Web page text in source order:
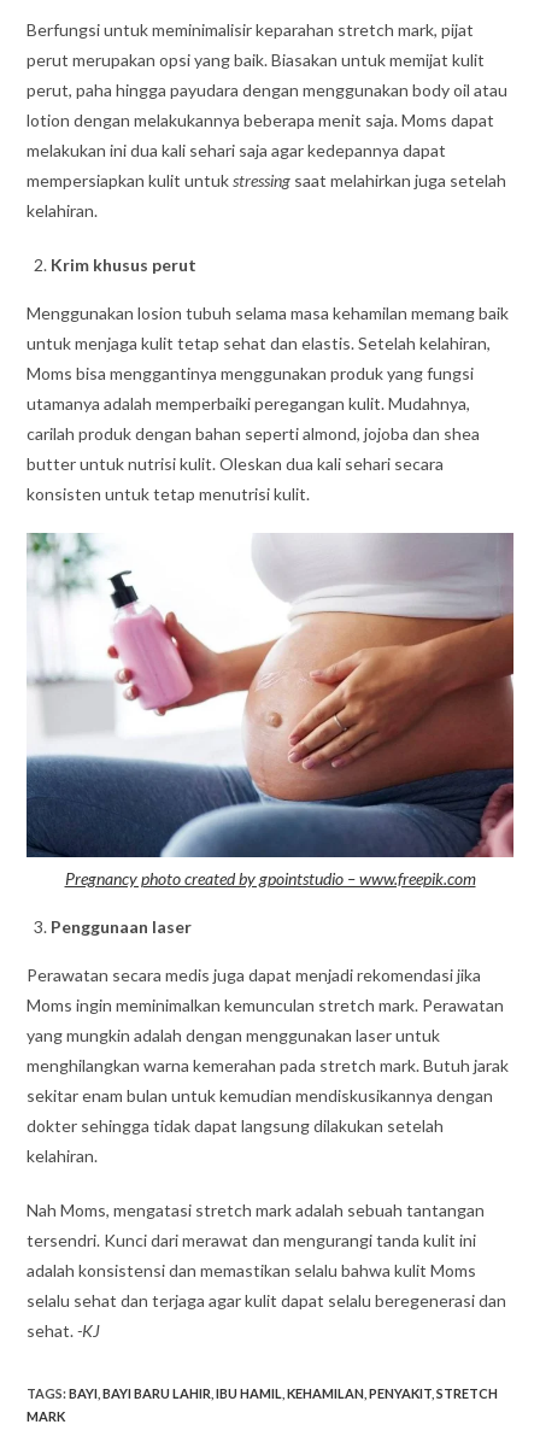
Berfungsi untuk meminimalisir keparahan stretch mark, pijat
perut merupakan opsi yang baik. Biasakan untuk memijat kulit
perut, paha hingga payudara dengan menggunakan body oil atau
lotion dengan melakukannya beberapa menit saja. Moms dapat
melakukan ini dua kali sehari saja agar kedepannya dapat
mempersiapkan kulit untukstressing saat melahirkan juga setelah
kelahiran.
Krim khusus perut
Menggunakan losion tubuh selama masa kehamilan memang baik
untuk menjaga kulit tetap sehat dan elastis. Setelah kelahiran,
Moms bisa menggantinya menggunakan produk yang fungsi
utamanya adalah memperbaiki peregangan kulit. Mudahnya,
carilah produk dengan bahan seperti almond, jojoba dan shea
butter untuk nutrisi kulit. Oleskan dua kali sehari secara
konsisten untuk tetap menutrisi kulit.
Pregnancy photo created by gpointstudio – www.freepik.com
Penggunaan laser
Perawatan secara medis juga dapat menjadi rekomendasi jika
Moms ingin meminimalkan kemunculan stretch mark. Perawatan
yang mungkin adalah dengan menggunakan laser untuk
menghilangkan warna kemerahan pada stretch mark. Butuh jarak
sekitar enam bulan untuk kemudian mendiskusikannya dengan
dokter sehingga tidak dapat langsung dilakukan setelah
kelahiran.
Nah Moms, mengatasi stretch mark adalah sebuah tantangan
tersendri. Kunci dari merawat dan mengurangi tanda kulit ini
adalah konsistensi dan memastikan selalu bahwa kulit Moms
selalu sehat dan terjaga agar kulit dapat selalu beregenerasi dan
sehat.-KJ
TAGS:BAYI BAYI BARU LAHIR IBU HAMIL KEHAMILAN PENYAKIT STRETCH
MARK